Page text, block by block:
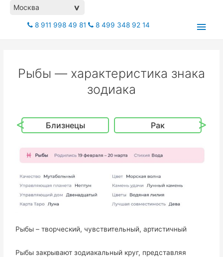
Москва >
8 911 998 49 81 8 499 348 92 14
Рыбы — характеристика знака
зодиака
< Рак Лев >
Рыбы – творческий, чувствительный, артистичный
Рыбы закрывают зодиакальный круг, представляя